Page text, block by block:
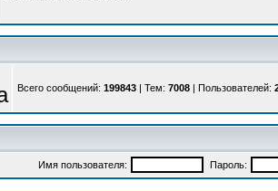
Всего сообщений: 199843 | Тем: 7008 | Пользователей:
Имя пользователя: Пароль: